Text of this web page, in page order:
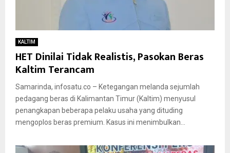
KALTIM
HET Dinilai Tidak Realistis, Pasokan Beras
Kaltim Terancam
Samarinda, infosatu.co – Ketegangan melanda sejumlah
pedagang beras di Kalimantan Timur (Kaltim) menyusul
penangkapan beberapa pelaku usaha yang dituding
mengoplos beras premium. Kasus ini menimbulkan...